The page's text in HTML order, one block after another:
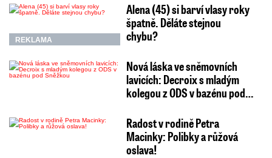
REKLAMA
Alena (45) si barví vlasy roky
špatně. Děláte stejnou
chybu?
Nová láska ve sněmovních
lavicích: Decroix s mladým
kolegou z ODS v bazénu pod…
Radost v rodině Petra
Macinky: Polibky a růžová
oslava!